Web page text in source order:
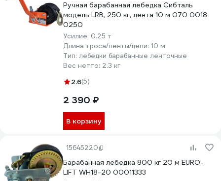
Ручная барабанная лебедка Сибталь
модель LRB, 250 кг, лента 10 м 070 0018
0250
Усилие: 0.25 т
Длина троса/ленты/цепи: 10 м
Тип: лебедки барабанные ленточные
Вес нетто: 2.3 кг
2.6(5)
2 390 ₽
В корзину
15645220
Барабанная лебедка 800 кг 20 м EURO-
LIFT WH18-20 00011333